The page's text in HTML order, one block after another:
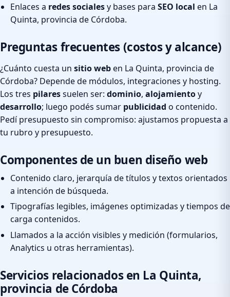
Enlaces a redes socialesy bases para SEO local en La
Quinta, provincia de Córdoba.
Preguntas frecuentes (costos y alcance)
¿Cuánto cuesta un sitio weben La Quinta, provincia de
Córdoba? Depende de módulos, integraciones y hosting.
Los tres pilaressuelen ser: dominio, alojamientoy
desarrollo; luego podés sumar publicidad o contenido.
Pedí presupuesto sin compromiso: ajustamos propuesta a
tu rubro y presupuesto.
Componentes de un buen diseño web
Contenido claro, jerarquía de títulos y textos orientados
a intención de búsqueda.
Tipografías legibles, imágenes optimizadas y tiempos de
carga contenidos.
Llamados a la acción visibles y medición (formularios,
Analytics u otras herramientas).
Servicios relacionados en La Quinta,
provincia de Córdoba